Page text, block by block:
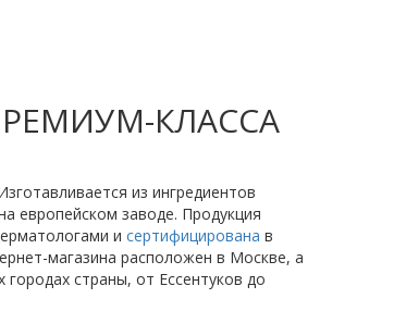
КЛАССА
из ингредиентов
европейском заводе. Продукция
и сертифицирована в
магазина расположен в Москве, а
страны, от Ессентуков до